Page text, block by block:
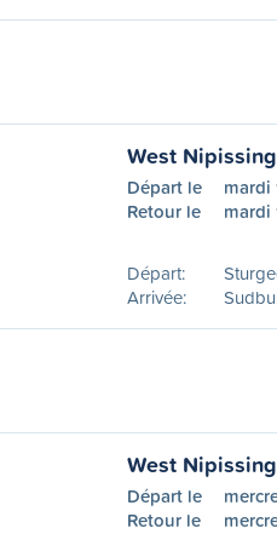
West
Départ le
mardi
Retour le
mardi
Départ:
Arrivée:
West
Départ le
Retour le